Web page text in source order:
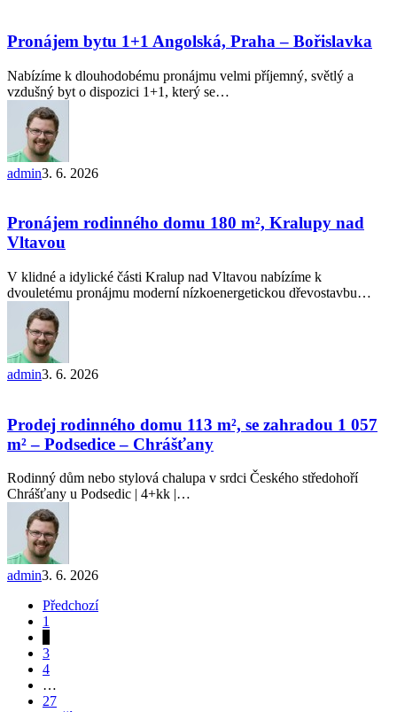
1+1
Angolská,
Praha
–
Bořislavka
Pronájem bytu 1+1 Angolská, Praha – Bořislavka
Nabízíme k dlouhodobému pronájmu velmi příjemný, světlý a
vzdušný byt o dispozici 1+1, který se…
admin3. 6. 2026
domu
180
m²,
nad
Vltavou
Pronájem rodinného domu 180 m², Kralupy nad
Vltavou
V klidné a idylické části Kralup nad Vltavou nabízíme k
dvouletému pronájmu moderní nízkoenergetickou dřevostavbu…
admin3. 6. 2026
domu
113
m²,
zahradou
1 057
Podsedice
–
Chrášťany
Prodej rodinného domu 113 m², se zahradou 1 057
m² – Podsedice – Chrášťany
Rodinný dům nebo stylová chalupa v srdci Českého středohoří
Chrášťany u Podsedic | 4+kk |…
admin3. 6. 2026
Předchozí
1
3
4
…
27